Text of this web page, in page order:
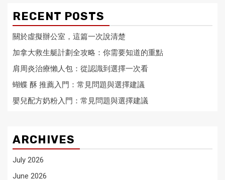
RECENT POSTS
關於虛擬辦公室，這篇一次說清楚
加拿大救生艇計劃全攻略：你需要知道的重點
肩周炎治療懶人包：從認識到選擇一次看
蝴蝶 酥 推薦入門：常見問題與選擇建議
嬰兒配方奶粉入門：常見問題與選擇建議
ARCHIVES
July 2026
June 2026